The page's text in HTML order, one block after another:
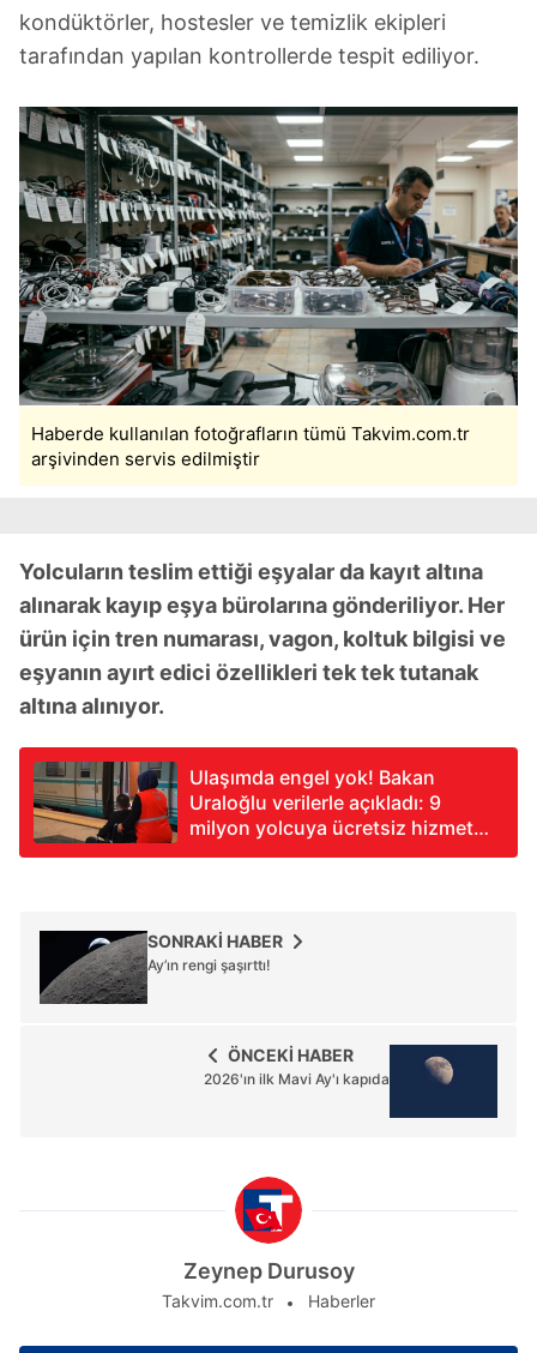
kondüktörler, hostesler ve temizlik ekipleri
tarafından yapılan kontrollerde tespit ediliyor.
Haberde kullanılan fotoğrafların tümü Takvim.com.tr
arşivinden servis edilmiştir
Yolcuların teslim ettiği eşyalar da kayıt altına
alınarak kayıp eşya bürolarına gönderiliyor. Her
ürün için tren numarası, vagon, koltuk bilgisi ve
eşyanın ayırt edici özellikleri tek tek tutanak
altına alınıyor.
Ulaşımda engel yok! Bakan
Uraloğlu verilerle açıkladı: 9
milyon yolcuya ücretsiz hizmet
verdik
SONRAKİ HABER
Ay’ın rengi şaşırttı!
ÖNCEKİ HABER
2026'ın ilk Mavi Ay'ı kapıda
Zeynep Durusoy
Takvim.com.tr Haberler